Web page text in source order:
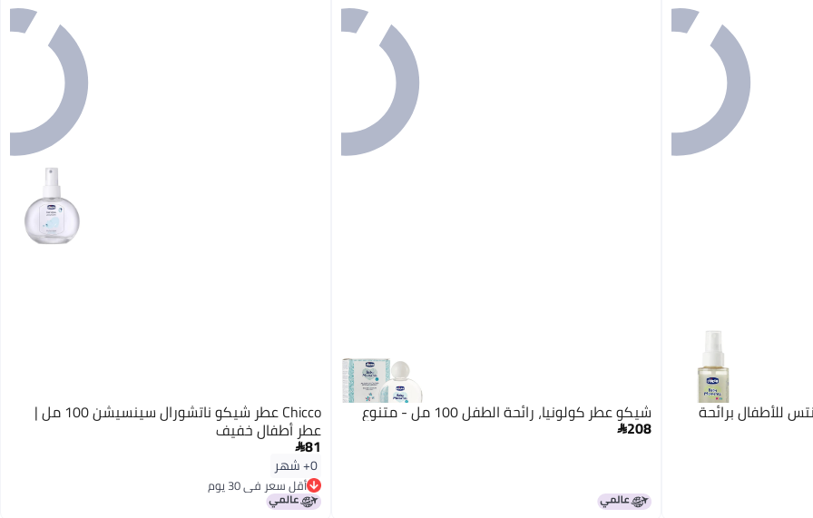
للأطفال برائحة شيكو عطر كولونيا، رائحة الطفل 100 مل - متنوع
208
Chicco عطر شيكو ناتشورال سينسيشن 100 مل |
عطر أطفال خفيف
81
0+ شهر
أقل سعر في 30 يوم
أقل سعر في 30 يوم